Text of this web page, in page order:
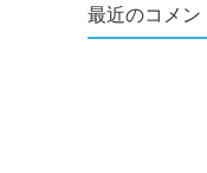
最近のコメン